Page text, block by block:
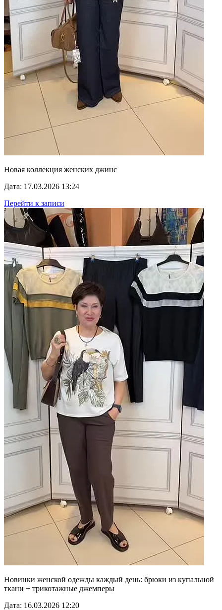
Новая коллекция женских джинс
Дата: 17.03.2026 13:24
Перейти к записи
Новинки женской одежды каждый день: брюки из купальной
ткани + трикотажные джемперы
Дата: 16.03.2026 12:20